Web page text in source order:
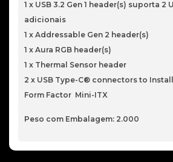
1 x USB 3.2 Gen 1 header(s) suporta 2
adicionais
1 x Addressable Gen 2 header(s)
1 x Aura RGB header(s)
1 x Thermal Sensor header
2 x USB Type-C® connectors to Install
Form Factor Mini-ITX
Peso com Embalagem: 2.000